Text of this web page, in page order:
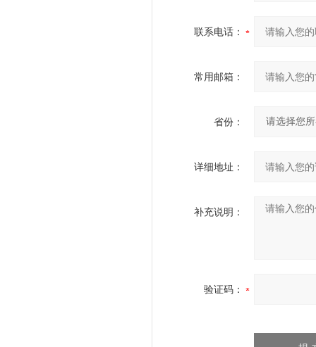
联系电话：
常用邮箱：
省份：
详细地址：
补充说明：
验证码：